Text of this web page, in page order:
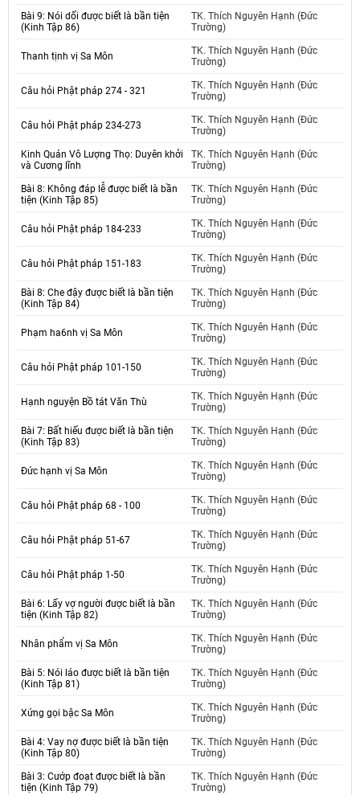
Bài 9: Nói dối được biết là bần tiện
(Kinh Tập 86)
TK. Thích Nguyên Hạnh (Đức
Trường)
Thanh tịnh vị Sa Môn
TK. Thích Nguyên Hạnh (Đức
Trường)
Câu hỏi Phật pháp 274 - 321
TK. Thích Nguyên Hạnh (Đức
Trường)
Câu hỏi Phật pháp 234-273
TK. Thích Nguyên Hạnh (Đức
Trường)
Kinh Quán Vô Lượng Thọ: Duyên khởi
và Cương lĩnh
TK. Thích Nguyên Hạnh (Đức
Trường)
Bài 8: Không đáp lễ được biết là bần
tiện (Kinh Tập 85)
TK. Thích Nguyên Hạnh (Đức
Trường)
Câu hỏi Phật pháp 184-233
TK. Thích Nguyên Hạnh (Đức
Trường)
Câu hỏi Phật pháp 151-183
TK. Thích Nguyên Hạnh (Đức
Trường)
Bài 8: Che đậy được biết là bần tiện
(Kinh Tập 84)
TK. Thích Nguyên Hạnh (Đức
Trường)
Phạm ha6nh vị Sa Môn
TK. Thích Nguyên Hạnh (Đức
Trường)
Câu hỏi Phật pháp 101-150
TK. Thích Nguyên Hạnh (Đức
Trường)
Hạnh nguyện Bồ tát Văn Thù
TK. Thích Nguyên Hạnh (Đức
Trường)
Bài 7: Bất hiếu được biết là bần tiện
(Kinh Tập 83)
TK. Thích Nguyên Hạnh (Đức
Trường)
Đức hạnh vị Sa Môn
TK. Thích Nguyên Hạnh (Đức
Trường)
Câu hỏi Phật pháp 68 - 100
TK. Thích Nguyên Hạnh (Đức
Trường)
Câu hỏi Phật pháp 51-67
TK. Thích Nguyên Hạnh (Đức
Trường)
Câu hỏi Phật pháp 1-50
TK. Thích Nguyên Hạnh (Đức
Trường)
Bài 6: Lấy vợ người được biết là bần
tiện (Kinh Tập 82)
TK. Thích Nguyên Hạnh (Đức
Trường)
Nhân phẩm vị Sa Môn
TK. Thích Nguyên Hạnh (Đức
Trường)
Bài 5: Nói láo được biết là bần tiện
(Kinh Tập 81)
TK. Thích Nguyên Hạnh (Đức
Trường)
Xứng gọi bậc Sa Môn
TK. Thích Nguyên Hạnh (Đức
Trường)
Bài 4: Vay nợ được biết là bần tiện
(Kinh Tập 80)
TK. Thích Nguyên Hạnh (Đức
Trường)
Bài 3: Cướp đoạt được biết là bần
tiện (Kinh Tập 79)
TK. Thích Nguyên Hạnh (Đức
Trường)